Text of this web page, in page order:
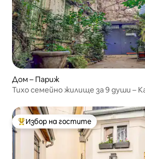
Дом – Париж
Тихо семейно жилище за 9 души –
Най-популярен избор на гостите
Избор на гостите